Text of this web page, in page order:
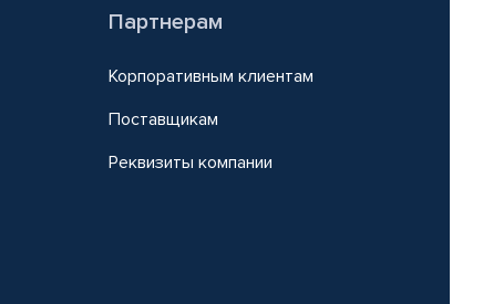
Партнерам
Корпоративным клиентам
Поставщикам
Реквизиты компании